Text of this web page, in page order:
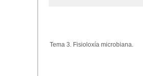
Tema 3. Fisioloxía microbiana.